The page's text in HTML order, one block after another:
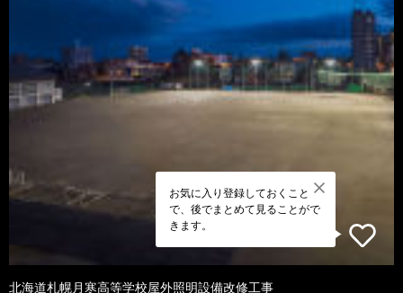
お気に入り登録しておくこと
で、後でまとめて見ることがで
きます。
北海道札幌月寒高等学校屋外照明設備改修工事